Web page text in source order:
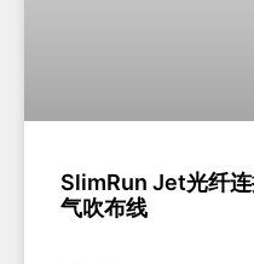
SlimRun Jet光纤
气吹布线